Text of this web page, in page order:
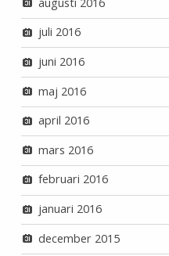
juli 2016
juni 2016
maj 2016
april 2016
mars 2016
februari 2016
januari 2016
december 2015